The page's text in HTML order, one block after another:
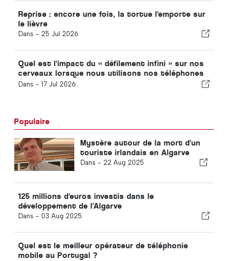
Reprise : encore une fois, la tortue l'emporte sur
le lièvre
Dans - 25 Jul 2026
Quel est l'impact du « défilement infini » sur nos
cerveaux lorsque nous utilisons nos téléphones
?
Dans - 17 Jul 2026
Populaire
Mystère autour de la mort d'un
touriste irlandais en Algarve
Dans - 22 Aug 2025
125 millions d'euros investis dans le
développement de l'Algarve
Dans - 03 Aug 2025
Quel est le meilleur opérateur de téléphonie
mobile au Portugal ?